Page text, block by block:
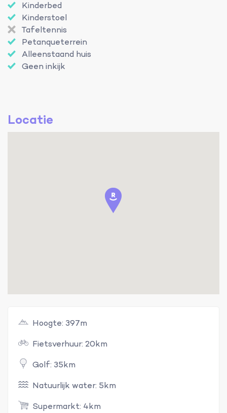
Kinderbed
Kinderstoel
Tafeltennis
Petanqueterrein
Alleenstaand huis
Geen inkijk
Locatie
Hoogte: 397m
Fietsverhuur: 20km
Golf: 35km
Natuurlijk water: 5km
Supermarkt: 4km